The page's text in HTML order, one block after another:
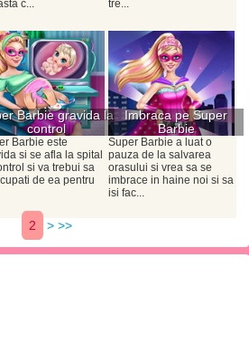
c...
tre...
Barbie gravida la
control
Barbie este
si se afla la spital
si va trebui sa
de ea pentru
Imbraca pe Super
Barbie
Super Barbie a luat o
pauza de la salvarea
orasului si vrea sa se
imbrace in haine noi si sa
isi fac...
2 > >>